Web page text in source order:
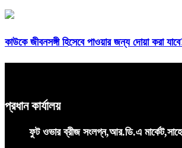
কাউকে জীবনসঙ্গী হিসেবে পাওয়ার জন্য দোয়া করা
প্রধান কার্যালয়
ফুট ওভার ব্রীজ সংলগ্ন,আর.ডি.এ